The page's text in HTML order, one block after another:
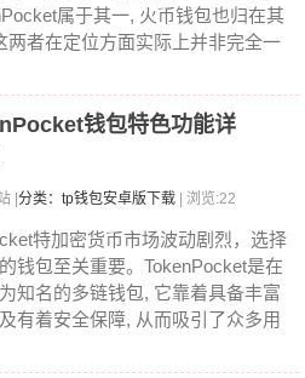
属于其一, 火币钱包也归在其
两者在定位方面实际上并非完全一
钱包特色功能详
| 分类：tp钱包安卓版下载 | 浏览:22
特加密货币市场波动剧烈，选择
钱包至关重要。TokenPocket是在
知名的多链钱包, 它靠着具备丰富
有着安全保障, 从而吸引了众多用